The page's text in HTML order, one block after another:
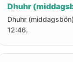
Dhuhr
Dhuhr
12:46.